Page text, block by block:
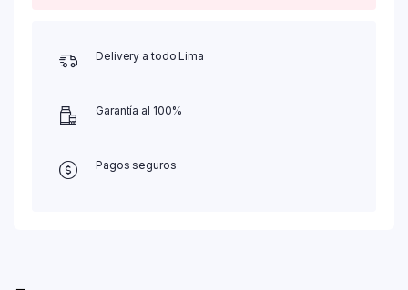
Delivery a todo Lima
Garantía al 100%
Pagos seguros